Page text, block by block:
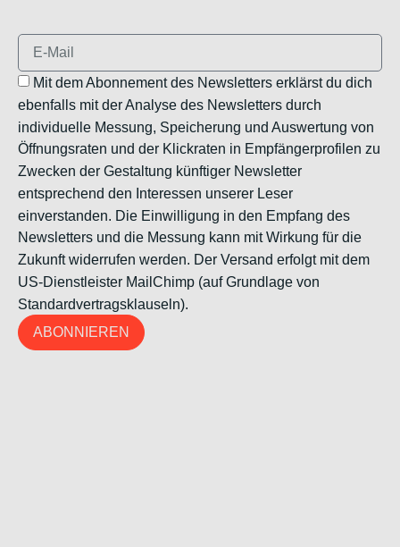
Mit dem Abonnement des Newsletters erklärst du dich
ebenfalls mit der Analyse des Newsletters durch
individuelle Messung, Speicherung und Auswertung von
Öffnungsraten und der Klickraten in Empfängerprofilen zu
Zwecken der Gestaltung künftiger Newsletter
entsprechend den Interessen unserer Leser
einverstanden. Die Einwilligung in den Empfang des
Newsletters und die Messung kann mit Wirkung für die
Zukunft widerrufen werden. Der Versand erfolgt mit dem
US-Dienstleister MailChimp (auf Grundlage von
Standardvertragsklauseln).
ABONNIEREN